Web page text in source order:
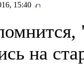
15:40
на